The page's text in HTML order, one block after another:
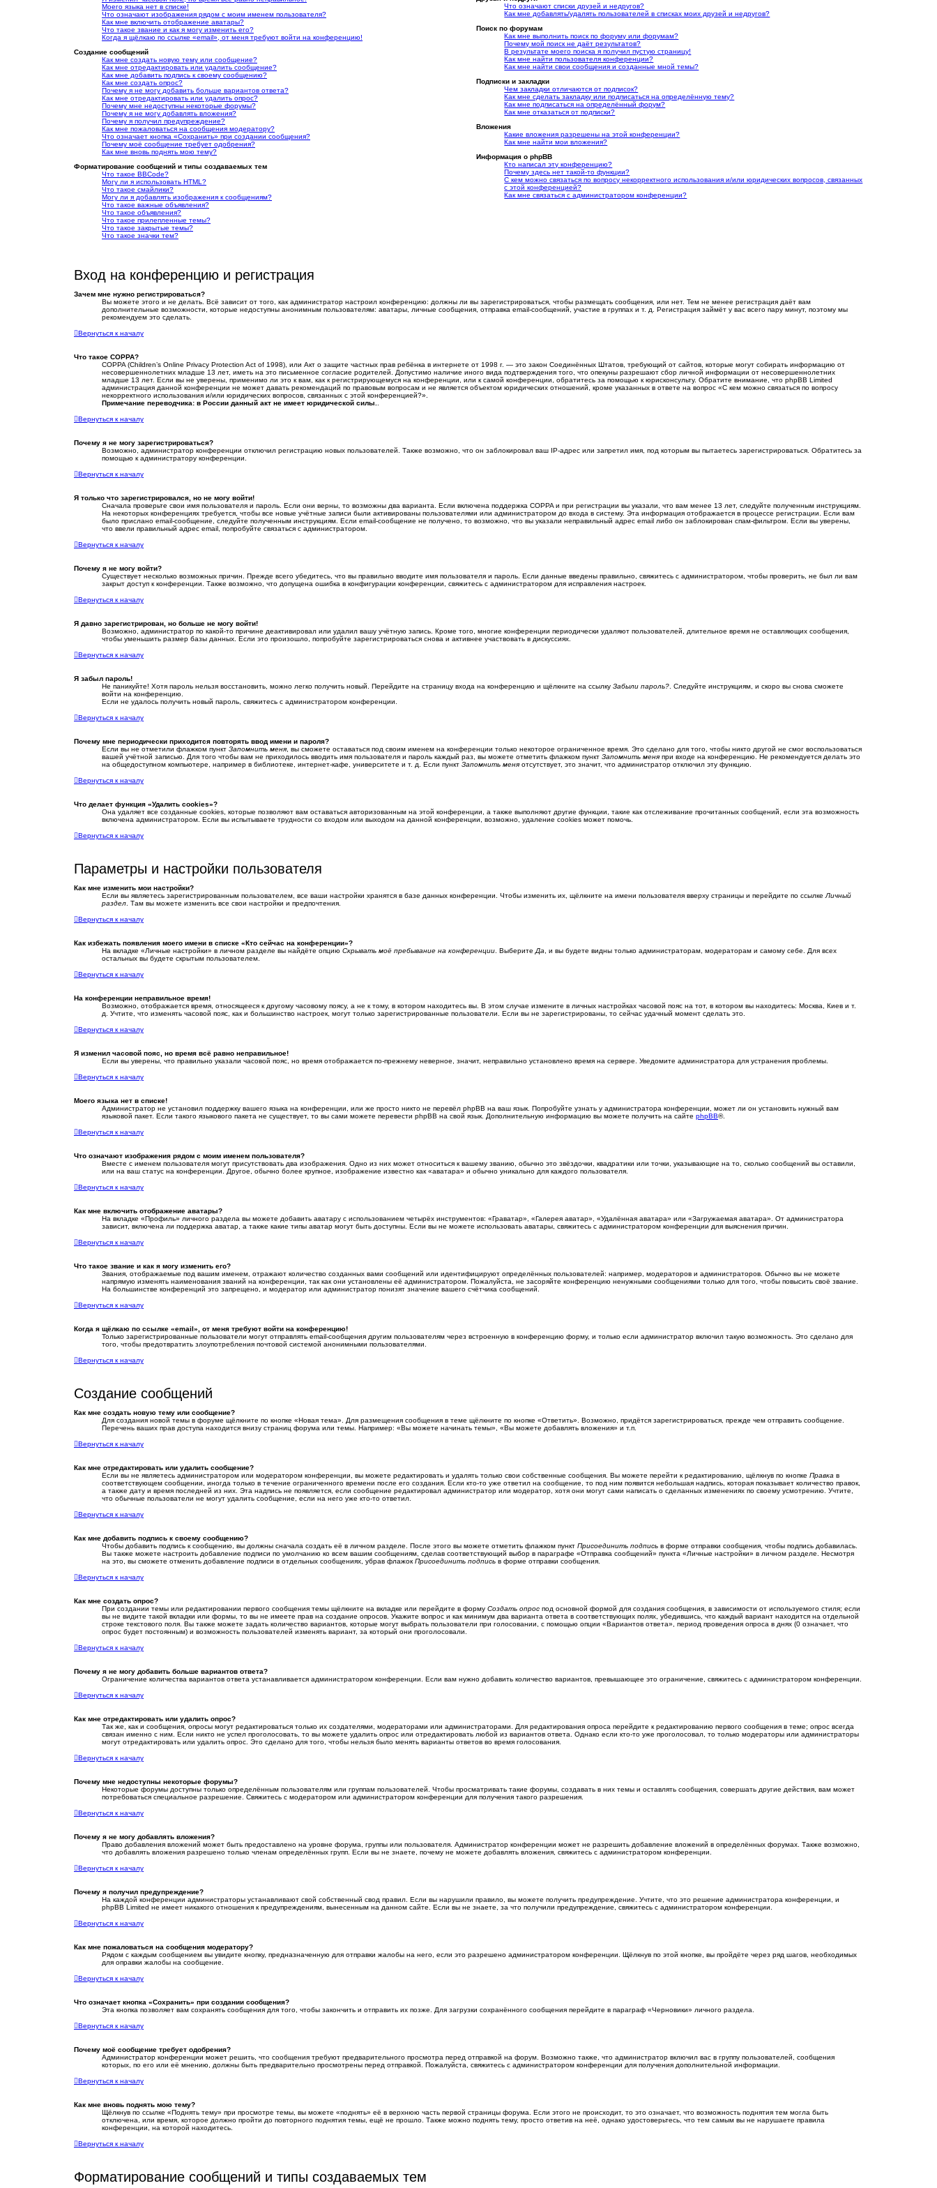
Моего языка нет в списке!
Что означают изображения рядом с моим именем пользователя?
Как мне включить отображение аватары?
Что такое звание и как я могу изменить его?
Когда я щёлкаю по ссылке «email», от меня требуют войти на конференцию!
Создание сообщений
Как мне создать новую тему или сообщение?
Как мне отредактировать или удалить сообщение?
Как мне добавить подпись к своему сообщению?
Как мне создать опрос?
Почему я не могу добавить больше вариантов ответа?
Как мне отредактировать или удалить опрос?
Почему мне недоступны некоторые форумы?
Почему я не могу добавлять вложения?
Почему я получил предупреждение?
Как мне пожаловаться на сообщения модератору?
Что означает кнопка «Сохранить» при создании сообщения?
Почему моё сообщение требует одобрения?
Как мне вновь поднять мою тему?
Форматирование сообщений и типы создаваемых тем
Что такое BBCode?
Могу ли я использовать HTML?
Что такое смайлики?
Могу ли я добавлять изображения к сообщениям?
Что такое важные объявления?
Что такое объявления?
Что такое прилепленные темы?
Что такое закрытые темы?
Что такое значки тем?
Что означают списки друзей и недругов?
Как мне добавлять/удалять пользователей в списках моих друзей и недругов?
Поиск по форумам
Как мне выполнить поиск по форуму или форумам?
Почему мой поиск не даёт результатов?
В результате моего поиска я получил пустую страницу!
Как мне найти пользователя конференции?
Как мне найти свои сообщения и созданные мной темы?
Подписки и закладки
Чем закладки отличаются от подписок?
Как мне сделать закладку или подписаться на определённую тему?
Как мне подписаться на определённый форум?
Как мне отказаться от подписки?
Вложения
Какие вложения разрешены на этой конференции?
Как мне найти мои вложения?
Информация о phpBB
Кто написал эту конференцию?
Почему здесь нет такой-то функции?
С кем можно связаться по вопросу некорректного использования и/или юридических вопросов, связанных
с этой конференцией?
Как мне связаться с администратором конференции?
Вход на конференцию и регистрация
Зачем мне нужно регистрироваться?
Вы можете этого и не делать. Всё зависит от того, как администратор настроил конференцию: должны ли вы зарегистрироваться, чтобы размещать сообщения, или нет. Тем не менее регистрация даёт вам
дополнительные возможности, которые недоступны анонимным пользователям: аватары, личные сообщения, отправка email-сообщений, участие в группах и т. д. Регистрация займёт у вас всего пару минут, поэтому мы
рекомендуем это сделать.
Вернуться к началу
Что такое COPPA?
COPPA (Children’s Online Privacy Protection Act of 1998), или Акт о защите частных прав ребёнка в интернете от 1998 г. — это закон Соединённых Штатов, требующий от сайтов, которые могут собирать информацию от
несовершеннолетних младше 13 лет, иметь на это письменное согласие родителей. Допустимо наличие иного вида подтверждения того, что опекуны разрешают сбор личной информации от несовершеннолетних
младше 13 лет. Если вы не уверены, применимо ли это к вам, как к регистрирующемуся на конференции, или к самой конференции, обратитесь за помощью к юрисконсульту. Обратите внимание, что phpBB Limited
администрация данной конференции не может давать рекомендаций по правовым вопросам и не является объектом юридических отношений, кроме указанных в ответе на вопрос «С кем можно связаться по вопросу
некорректного использования и/или юридических вопросов, связанных с этой конференцией?».
Примечание переводчика: в России данный акт не имеет юридической силы..
Вернуться к началу
Почему я не могу зарегистрироваться?
Возможно, администратор конференции отключил регистрацию новых пользователей. Также возможно, что он заблокировал ваш IP-адрес или запретил имя, под которым вы пытаетесь зарегистрироваться. Обратитесь за
помощью к администратору конференции.
Вернуться к началу
Я только что зарегистрировался, но не могу войти!
Сначала проверьте свои имя пользователя и пароль. Если они верны, то возможны два варианта. Если включена поддержка COPPA и при регистрации вы указали, что вам менее 13 лет, следуйте полученным инструкциям.
На некоторых конференциях требуется, чтобы все новые учётные записи были активированы пользователями или администратором до входа в систему. Эта информация отображается в процессе регистрации. Если вам
было прислано email-сообщение, следуйте полученным инструкциям. Если email-сообщение не получено, то возможно, что вы указали неправильный адрес email либо он заблокирован спам-фильтром. Если вы уверены,
что ввели правильный адрес email, попробуйте связаться с администратором.
Вернуться к началу
Почему я не могу войти?
Существует несколько возможных причин. Прежде всего убедитесь, что вы правильно вводите имя пользователя и пароль. Если данные введены правильно, свяжитесь с администратором, чтобы проверить, не был ли вам
закрыт доступ к конференции. Также возможно, что допущена ошибка в конфигурации конференции, свяжитесь с администратором для исправления настроек.
Вернуться к началу
Я давно зарегистрирован, но больше не могу войти!
Возможно, администратор по какой-то причине деактивировал или удалил вашу учётную запись. Кроме того, многие конференции периодически удаляют пользователей, длительное время не оставляющих сообщения,
чтобы уменьшить размер базы данных. Если это произошло, попробуйте зарегистрироваться снова и активнее участвовать в дискуссиях.
Вернуться к началу
Я забыл пароль!
Не паникуйте! Хотя пароль нельзя восстановить, можно легко получить новый. Перейдите на страницу входа на конференцию и щёлкните на ссылку Забыли пароль?. Следуйте инструкциям, и скоро вы снова сможете
войти на конференцию.
Если не удалось получить новый пароль, свяжитесь с администратором конференции.
Вернуться к началу
Почему мне периодически приходится повторять ввод имени и пароля?
Если вы не отметили флажком пункт Запомнить меня, вы сможете оставаться под своим именем на конференции только некоторое ограниченное время. Это сделано для того, чтобы никто другой не смог воспользоваться
вашей учётной записью. Для того чтобы вам не приходилось вводить имя пользователя и пароль каждый раз, вы можете отметить флажком пункт Запомнить меня при входе на конференцию. Не рекомендуется делать это
на общедоступном компьютере, например в библиотеке, интернет-кафе, университете и т. д. Если пункт Запомнить меня отсутствует, это значит, что администратор отключил эту функцию.
Вернуться к началу
Что делает функция «Удалить cookies»?
Она удаляет все созданные cookies, которые позволяют вам оставаться авторизованным на этой конференции, а также выполняют другие функции, такие как отслеживание прочитанных сообщений, если эта возможность
включена администратором. Если вы испытываете трудности со входом или выходом на данной конференции, возможно, удаление cookies может помочь.
Вернуться к началу
Параметры и настройки пользователя
Как мне изменить мои настройки?
Если вы являетесь зарегистрированным пользователем, все ваши настройки хранятся в базе данных конференции. Чтобы изменить их, щёлкните на имени пользователя вверху страницы и перейдите по ссылкеЛичный
раздел. Там вы можете изменить все свои настройки и предпочтения.
Вернуться к началу
Как избежать появления моего имени в списке «Кто сейчас на конференции»?
На вкладке «Личные настройки» в личном разделе вы найдёте опцию Скрывать моё пребывание на конференции. ВыберитеДа, и вы будете видны только администраторам, модераторам и самому себе. Для всех
остальных вы будете скрытым пользователем.
Вернуться к началу
На конференции неправильное время!
Возможно, отображается время, относящееся к другому часовому поясу, а не к тому, в котором находитесь вы. В этом случае измените в личных настройках часовой пояс на тот, в котором вы находитесь: Москва, Киев и т.
д. Учтите, что изменять часовой пояс, как и большинство настроек, могут только зарегистрированные пользователи. Если вы не зарегистрированы, то сейчас удачный момент сделать это.
Вернуться к началу
Я изменил часовой пояс, но время всё равно неправильное!
Если вы уверены, что правильно указали часовой пояс, но время отображается по-прежнему неверное, значит, неправильно установлено время на сервере. Уведомите администратора для устранения проблемы.
Вернуться к началу
Моего языка нет в списке!
Администратор не установил поддержку вашего языка на конференции, или же просто никто не перевёл phpBB на ваш язык. Попробуйте узнать у администратора конференции, может ли он установить нужный вам
языковой пакет. Если такого языкового пакета не существует, то вы сами можете перевести phpBB на свой язык. Дополнительную информацию вы можете получить на сайте phpBB®.
Вернуться к началу
Что означают изображения рядом с моим именем пользователя?
Вместе с именем пользователя могут присутствовать два изображения. Одно из них может относиться к вашему званию, обычно это звёздочки, квадратики или точки, указывающие на то, сколько сообщений вы оставили,
или на ваш статус на конференции. Другое, обычно более крупное, изображение известно как «аватара» и обычно уникально для каждого пользователя.
Вернуться к началу
Как мне включить отображение аватары?
На вкладке «Профиль» личного раздела вы можете добавить аватару с использованием четырёх инструментов: «Граватар», «Галерея аватар», «Удалённая аватара» или «Загружаемая аватара». От администратора
зависит, включена ли поддержка аватар, а также какие типы аватар могут быть доступны. Если вы не можете использовать аватары, свяжитесь с администратором конференции для выяснения причин.
Вернуться к началу
Что такое звание и как я могу изменить его?
Звания, отображаемые под вашим именем, отражают количество созданных вами сообщений или идентифицируют определённых пользователей: например, модераторов и администраторов. Обычно вы не можете
напрямую изменять наименования званий на конференции, так как они установлены её администратором. Пожалуйста, не засоряйте конференцию ненужными сообщениями только для того, чтобы повысить своё звание.
На большинстве конференций это запрещено, и модератор или администратор понизят значение вашего счётчика сообщений.
Вернуться к началу
Когда я щёлкаю по ссылке «email», от меня требуют войти на конференцию!
Только зарегистрированные пользователи могут отправлять email-сообщения другим пользователям через встроенную в конференцию форму, и только если администратор включил такую возможность. Это сделано для
того, чтобы предотвратить злоупотребления почтовой системой анонимными пользователями.
Вернуться к началу
Создание сообщений
Как мне создать новую тему или сообщение?
Для создания новой темы в форуме щёлкните по кнопке «Новая тема». Для размещения сообщения в теме щёлкните по кнопке «Ответить». Возможно, придётся зарегистрироваться, прежде чем отправить сообщение.
Перечень ваших прав доступа находится внизу страниц форума или темы. Например: «Вы можете начинать темы», «Вы можете добавлять вложения» и т.п.
Вернуться к началу
Как мне отредактировать или удалить сообщение?
Если вы не являетесь администратором или модератором конференции, вы можете редактировать и удалять только свои собственные сообщения. Вы можете перейти к редактированию, щёлкнув по кнопке Правка в
соответствующем сообщении, иногда только в течение ограниченного времени после его создания. Если кто-то уже ответил на сообщение, то под ним появится небольшая надпись, которая показывает количество правок,
а также дату и время последней из них. Эта надпись не появляется, если сообщение редактировал администратор или модератор, хотя они могут сами написать о сделанных изменениях по своему усмотрению. Учтите,
что обычные пользователи не могут удалить сообщение, если на него уже кто-то ответил.
Вернуться к началу
Как мне добавить подпись к своему сообщению?
Чтобы добавить подпись к сообщению, вы должны сначала создать её в личном разделе. После этого вы можете отметить флажком пункт Присоединить подпись в форме отправки сообщения, чтобы подпись добавилась.
Вы также можете настроить добавление подписи по умолчанию ко всем вашим сообщениям, сделав соответствующий выбор в параграфе «Отправка сообщений» пункта «Личные настройки» в личном разделе. Несмотря
на это, вы сможете отменить добавление подписи в отдельных сообщениях, убрав флажокПрисоединить подпись в форме отправки сообщения.
Вернуться к началу
Как мне создать опрос?
При создании темы или редактировании первого сообщения темы щёлкните на вкладке или перейдите в форму Создать опрос под основной формой для создания сообщения, в зависимости от используемого стиля; если
вы не видите такой вкладки или формы, то вы не имеете прав на создание опросов. Укажите вопрос и как минимум два варианта ответа в соответствующих полях, убедившись, что каждый вариант находится на отдельной
строке текстового поля. Вы также можете задать количество вариантов, которые могут выбрать пользователи при голосовании, с помощью опции «Вариантов ответа», период проведения опроса в днях (0 означает, что
опрос будет постоянным) и возможность пользователей изменять вариант, за который они проголосовали.
Вернуться к началу
Почему я не могу добавить больше вариантов ответа?
Ограничение количества вариантов ответа устанавливается администратором конференции. Если вам нужно добавить количество вариантов, превышающее это ограничение, свяжитесь с администратором конференции.
Вернуться к началу
Как мне отредактировать или удалить опрос?
Так же, как и сообщения, опросы могут редактироваться только их создателями, модераторами или администраторами. Для редактирования опроса перейдите к редактированию первого сообщения в теме; опрос всегда
связан именно с ним. Если никто не успел проголосовать, то вы можете удалить опрос или отредактировать любой из вариантов ответа. Однако если кто-то уже проголосовал, то только модераторы или администраторы
могут отредактировать или удалить опрос. Это сделано для того, чтобы нельзя было менять варианты ответов во время голосования.
Вернуться к началу
Почему мне недоступны некоторые форумы?
Некоторые форумы доступны только определённым пользователям или группам пользователей. Чтобы просматривать такие форумы, создавать в них темы и оставлять сообщения, совершать другие действия, вам может
потребоваться специальное разрешение. Свяжитесь с модератором или администратором конференции для получения такого разрешения.
Вернуться к началу
Почему я не могу добавлять вложения?
Право добавления вложений может быть предоставлено на уровне форума, группы или пользователя. Администратор конференции может не разрешить добавление вложений в определённых форумах. Также возможно,
что добавлять вложения разрешено только членам определённых групп. Если вы не знаете, почему не можете добавлять вложения, свяжитесь с администратором конференции.
Вернуться к началу
Почему я получил предупреждение?
На каждой конференции администраторы устанавливают свой собственный свод правил. Если вы нарушили правило, вы можете получить предупреждение. Учтите, что это решение администратора конференции, и
phpBB Limited не имеет никакого отношения к предупреждениям, вынесенным на данном сайте. Если вы не знаете, за что получили предупреждение, свяжитесь с администратором конференции.
Вернуться к началу
Как мне пожаловаться на сообщения модератору?
Рядом с каждым сообщением вы увидите кнопку, предназначенную для отправки жалобы на него, если это разрешено администратором конференции. Щёлкнув по этой кнопке, вы пройдёте через ряд шагов, необходимых
для оправки жалобы на сообщение.
Вернуться к началу
Что означает кнопка «Сохранить» при создании сообщения?
Эта кнопка позволяет вам сохранять сообщения для того, чтобы закончить и отправить их позже. Для загрузки сохранённого сообщения перейдите в параграф «Черновики» личного раздела.
Вернуться к началу
Почему моё сообщение требует одобрения?
Администратор конференции может решить, что сообщения требуют предварительного просмотра перед отправкой на форум. Возможно также, что администратор включил вас в группу пользователей, сообщения
которых, по его или её мнению, должны быть предварительно просмотрены перед отправкой. Пожалуйста, свяжитесь с администратором конференции для получения дополнительной информации.
Вернуться к началу
Как мне вновь поднять мою тему?
Щёлкнув по ссылке «Поднять тему» при просмотре темы, вы можете «поднять» её в верхнюю часть первой страницы форума. Если этого не происходит, то это означает, что возможность поднятия тем могла быть
отключена, или время, которое должно пройти до повторного поднятия темы, ещё не прошло. Также можно поднять тему, просто ответив на неё, однако удостоверьтесь, что тем самым вы не нарушаете правила
конференции, на которой находитесь.
Вернуться к началу
Форматирование сообщений и типы создаваемых тем